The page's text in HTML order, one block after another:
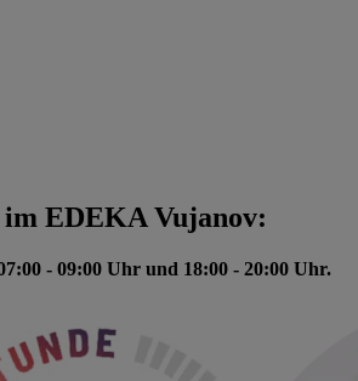
im EDEKA Vujanov:
- 09:00 Uhr und 18:00 - 20:00 Uhr.